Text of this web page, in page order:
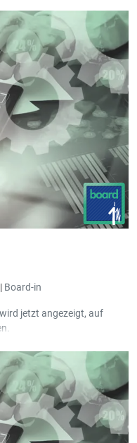
festlegen, dass das
mit in das Trade-in
wird. Das ermöglicht es,
bzw. in der Fakturation
| Board-in
jetzt angezeigt, auf
genutzt werden.